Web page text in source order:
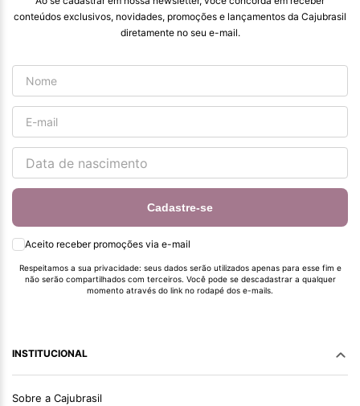
pormaiscampanhaspromorcionais.
conteúdos exclusivos, novidades, promoções e lançamentos da Cajubrasil
diretamente no seu e-mail.
Cadastre-se
Aceito receber promoções via e-mail
Respeitamos a sua privacidade: seus dados serão utilizados apenas para esse fim e
não serão compartilhados com terceiros. Você pode se descadastrar a qualquer
momento através do link no rodapé dos e-mails.
INSTITUCIONAL
Sobre a Cajubrasil